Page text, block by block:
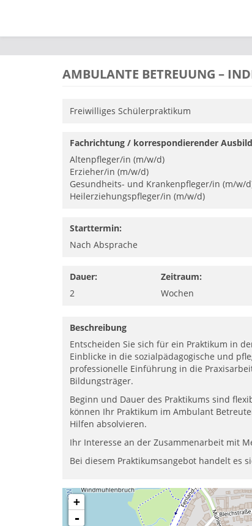
AMBULANTE BETREUUNG –
Freiwilliges Schülerpraktikum
Fachrichtung / korrespondierender
Altenpfleger/in (m/w/d)
Erzieher/in (m/w/d)
Gesundheits- und Krankenpfleger/in (m/w/
Heilerziehungspfleger/in (m/w/d)
Starttermin:
Nach Absprache
Dauer:
2
Zeitraum:
Wochen
Beschreibung
Entscheiden Sie sich für ein Praktikum in
Einblicke in die sozialpädagogische und
professionelle Einführung in die
Bildungsträger.
Beginn und Dauer des Praktikums sind
können Ihr Praktikum im Ambulant
Hilfen absolvieren.
Ihr Interesse an der Zusammenarbeit mit
Bei diesem Praktikumsangebot handelt es
+
-